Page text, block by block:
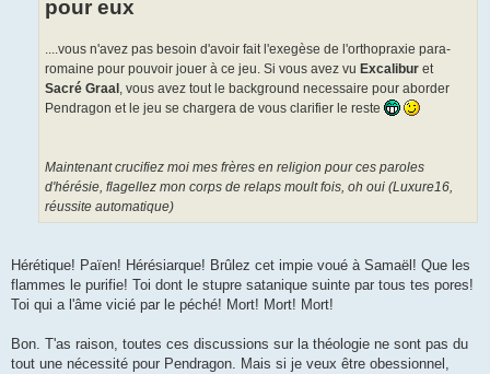
pour eux
....vous n'avez pas besoin d'avoir fait l'exegèse de l'orthopraxie para-
romaine pour pouvoir jouer à ce jeu. Si vous avez vu Excalibur et
Sacré Graal , vous avez tout le background necessaire pour aborder
Pendragon et le jeu se chargera de vous clarifier le reste
Maintenant crucifiez moi mes frères en religion pour ces paroles
d'hérésie, flagellez mon corps de relaps moult fois, oh oui (Luxure16,
réussite automatique)
Hérétique! Païen! Hérésiarque! Brûlez cet impie voué à Samaël! Que les
flammes le purifie! Toi dont le stupre satanique suinte par tous tes pores!
Toi qui a l'âme vicié par le péché! Mort! Mort! Mort!
Bon. T'as raison, toutes ces discussions sur la théologie ne sont pas du
tout une nécessité pour Pendragon. Mais si je veux être obessionnel,